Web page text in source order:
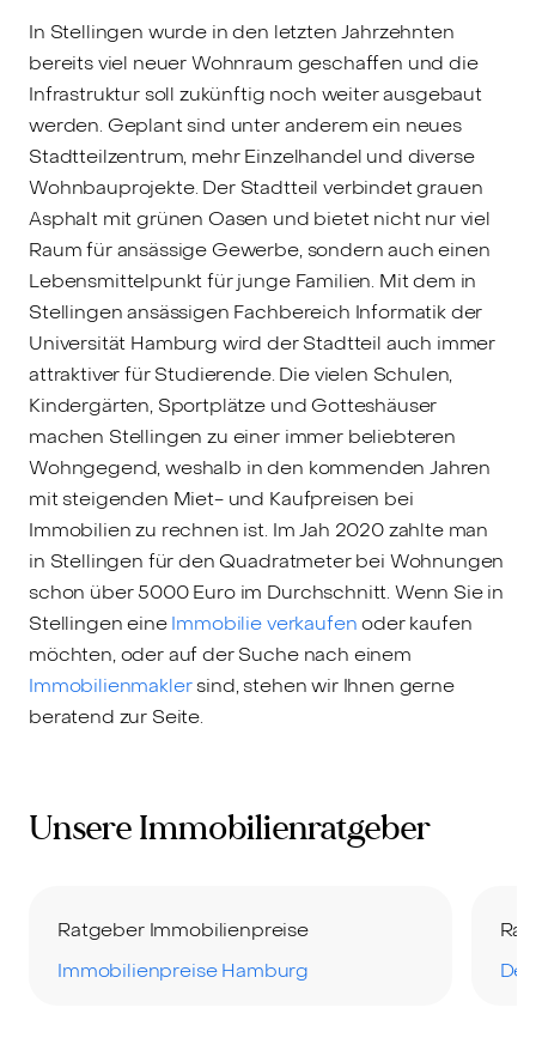
In Stellingen wurde in den letzten Jahrzehnten
bereits viel neuer Wohnraum geschaffen und die
Infrastruktur soll zukünftig noch weiter ausgebaut
werden. Geplant sind unter anderem ein neues
Stadtteilzentrum, mehr Einzelhandel und diverse
Wohnbauprojekte. Der Stadtteil verbindet grauen
Asphalt mit grünen Oasen und bietet nicht nur viel
Raum für ansässige Gewerbe, sondern auch einen
Lebensmittelpunkt für junge Familien. Mit dem in
Stellingen ansässigen Fachbereich Informatik der
Universität Hamburg wird der Stadtteil auch immer
attraktiver für Studierende. Die vielen Schulen,
Kindergärten, Sportplätze und Gotteshäuser
machen Stellingen zu einer immer beliebteren
Wohngegend, weshalb in den kommenden Jahren
mit steigenden Miet- und Kaufpreisen bei
Immobilien zu rechnen ist. Im Jah 2020 zahlte man
in Stellingen für den Quadratmeter bei Wohnungen
schon über 5000 Euro im Durchschnitt. Wenn Sie in
Stellingen eineImmobilie verkaufenoder kaufen
möchten, oder auf der Suche nach einem
Immobilienmaklersind, stehen wir Ihnen gerne
beratend zur Seite.
Unsere Immobilienratgeber
Ratgeber Immobilienpreise
Immobilienpreise Hamburg